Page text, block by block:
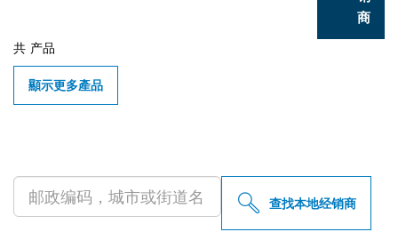
商
共 产品
顯示更多產品
查找本地经销商